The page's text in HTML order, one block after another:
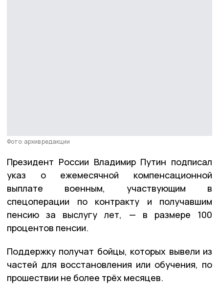
Фото: архив редакции
Президент России Владимир Путин подписал
указ о ежемесячной компенсационной
выплате военным, участвующим в
спецоперации по контракту и получавшим
пенсию за выслугу лет, — в размере 100
процентов пенсии.
Поддержку получат бойцы, которых вывели из
частей для восстановления или обучения, по
прошествии не более трёх месяцев.